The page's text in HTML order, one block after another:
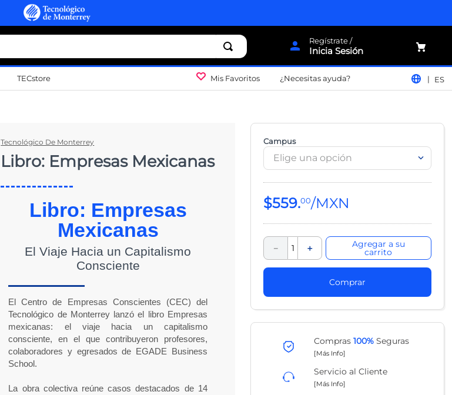
Inicia Sesión
TECstore Mis Favoritos ¿Necesitas ayuda? ES
Tecnológico De Monterrey
Libro: Empresas Mexicanas
Libro: Empresas
Mexicanas
El Viaje Hacia un Capitalismo
Consciente
El Centro de Empresas Conscientes (CEC) del
Tecnológico de Monterrey lanzó el libro Empresas
mexicanas: el viaje hacia un capitalismo
consciente, en el que contribuyeron profesores,
colaboradores y egresados de EGADE Business
School.
La obra colectiva reúne casos destacados de 14
Campus
Elige una opción
$559.00
＋
－ Agregar a su
carrito
Comprar
Compras 100%Seguras
[Más Info]
Servicio al Cliente
[Más Info]